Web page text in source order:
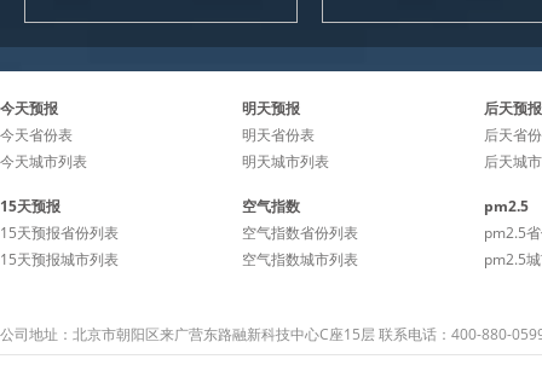
今天预报
今天省份表
今天城市列表
明天预报
明天省份表
明天城市列表
后天预报
后天省
后天城
15天预报
15天预报省份列表
15天预报城市列表
空气指数
空气指数省份列表
空气指数城市列表
pm2.5
pm2.5
pm2.5
公司地址：北京市朝阳区来广营东路融新科技中心C座15层 联系电话：400-880-